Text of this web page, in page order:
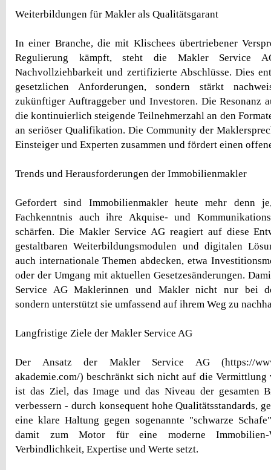
Weiterbildungen für Makler als Qualitätsgarant
In einer Branche, die mit Klischees übertriebener
Regulierung kämpft, steht die Makler Service
Nachvollziehbarkeit und zertifizierte Abschlüsse. Dies
gesetzlichen Anforderungen, sondern stärkt
zukünftiger Auftraggeber und Investoren. Die Resonanz
die kontinuierlich steigende Teilnehmerzahl an den
an seriöser Qualifikation. Die Community der
Einsteiger und Experten zusammen und fördert einen
Trends und Herausforderungen der Immobilienmakler
Gefordert sind Immobilienmakler heute mehr denn
Fachkenntnis auch ihre Akquise- und
schärfen. Die Makler Service AG reagiert auf diese
gestaltbaren Weiterbildungsmodulen und digitalen
auch internationale Themen abdecken, etwa
oder der Umgang mit aktuellen Gesetzesänderungen.
Service AG Maklerinnen und Makler nicht nur bei
sondern unterstützt sie umfassend auf ihrem Weg zu
Langfristige Ziele der Makler Service AG
Der Ansatz der Makler Service AG (https://
akademie.com/) beschränkt sich nicht auf die Vermittlung
ist das Ziel, das Image und das Niveau der gesamten
verbessern - durch konsequent hohe Qualitätsstandards,
eine klare Haltung gegen sogenannte "schwarze
damit zum Motor für eine moderne
Verbindlichkeit, Expertise und Werte setzt.